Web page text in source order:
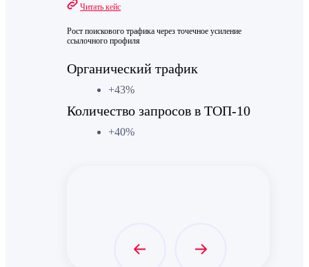
Читать кейс
Рост поискового трафика через точечное усиление
ссылочного профиля
Органический трафик
+43%
Количество запросов в ТОП-10
+40%